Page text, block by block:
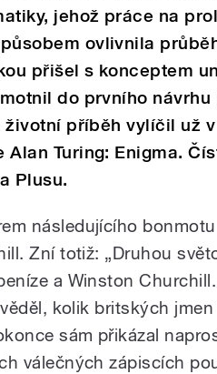
jehož práce na
ovlivnila
přišel s konceptem
do prvního
životní příběh vylíčil už
Alan Turing: Enigma.
Plusu.
následujícího
Zní totiž: „Druhou
a Winston
kolik britských
sám přikázal
válečných zápiscích